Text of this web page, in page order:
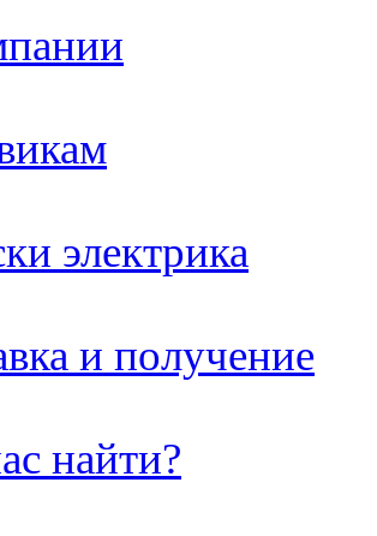
электрика
и получение
найти?